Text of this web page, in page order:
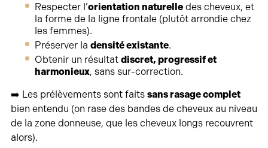
Respecter l’orientation naturelledes cheveux, et
la forme de la ligne frontale (plutôt arrondie chez
les femmes).
Préserver la densité existante.
Obtenir un résultat discret, progressif et
harmonieux, sans sur-correction.
➡️ Les prélèvements sont faits sans rasage complet
bien entendu (on rase des bandes de cheveux au niveau
de la zone donneuse, que les cheveux longs recouvrent
alors).